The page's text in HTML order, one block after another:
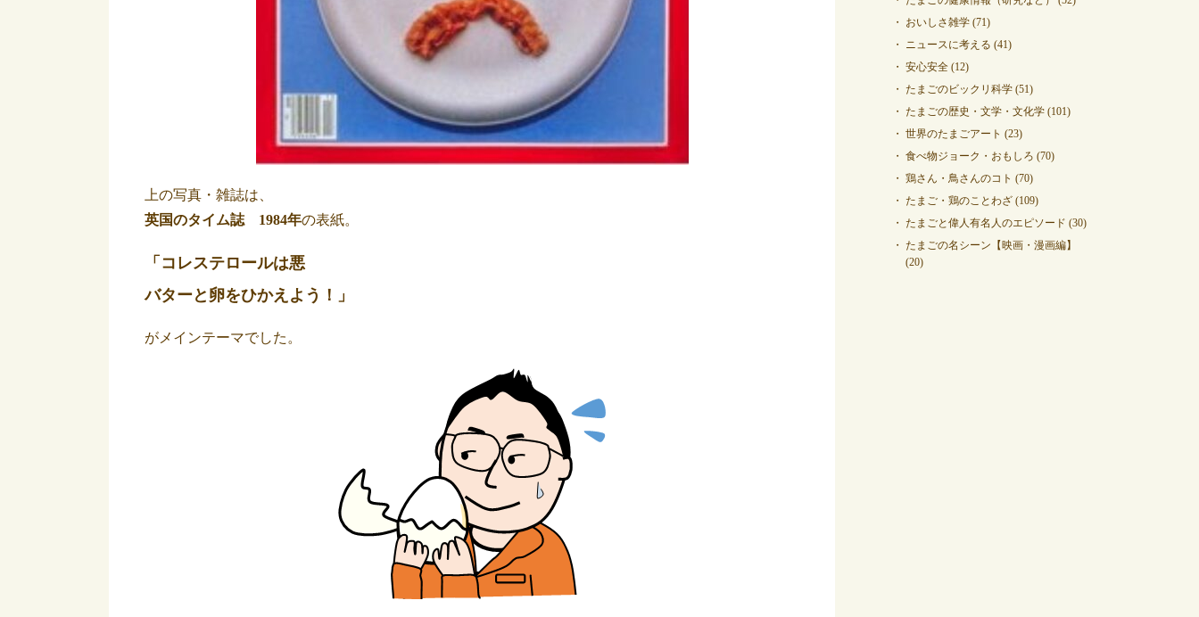
上の写真・雑誌は、
英国のタイム誌 1984年の表紙。
「コレステロールは悪
バターと卵をひかえよう！」
がメインテーマでした。
おいしさ雑学 (71)
ニュースに考える (41)
安心安全 (12)
たまごのビックリ科学 (51)
たまごの歴史・文学・文化学 (101)
世界のたまごアート (23)
食べ物ジョーク・おもしろ (70)
鶏さん・鳥さんのコト (70)
たまご・鶏のことわざ (109)
たまごと偉人有名人のエピソード (30)
たまごの名シーン【映画・漫画編】
(20)